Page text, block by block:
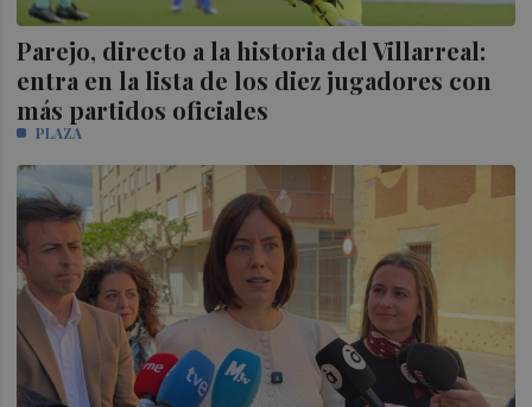
Parejo, directo a la historia del Villarreal:
entra en la lista de los diez jugadores con
más partidos oficiales
PLAZA